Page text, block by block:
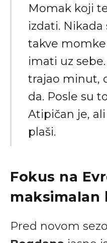
Momak koji
izdati.
takve
imati uz
trajao minut,
da. Posle su
Atipičan je,
plaši.
Fokus na
maksimalan
Pred novom